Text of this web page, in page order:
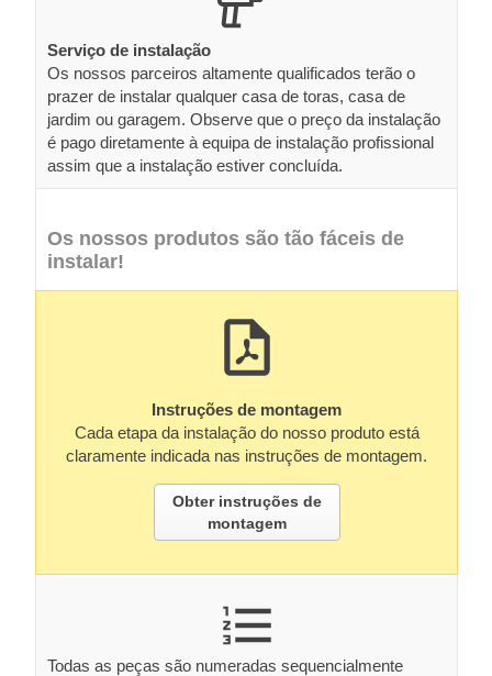
Serviço de instalação
Os nossos parceiros altamente qualificados terão o
prazer de instalar qualquer casa de toras, casa de
jardim ou garagem. Observe que o preço da instalação
é pago diretamente à equipa de instalação profissional
assim que a instalação estiver concluída.
Os nossos produtos são tão fáceis de
instalar!
Instruções de montagem
Cada etapa da instalação do nosso produto está
claramente indicada nas instruções de montagem.
Obter instruções de
montagem
Todas as peças são numeradas sequencialmente